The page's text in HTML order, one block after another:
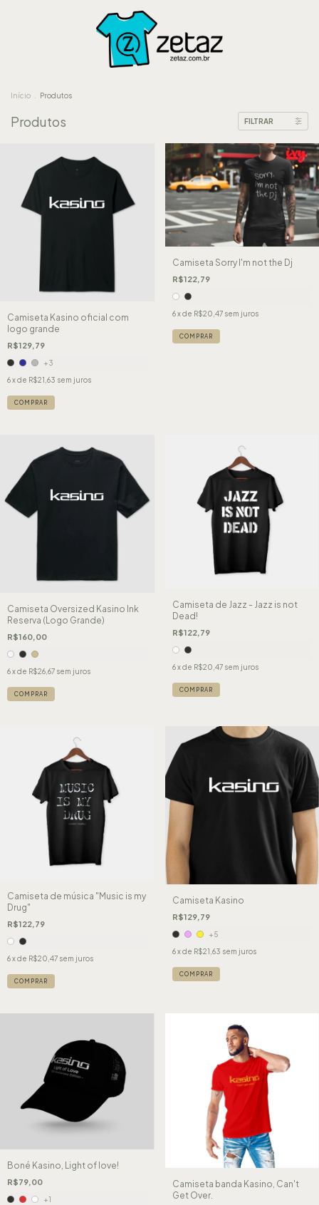
Início Produtos
Produtos FILTRAR
Camiseta Kasino oficial com
logo grande
R$129,79
+3
6x de R$21,63 sem juros
COMPRAR
Camiseta Sorry I'm not the Dj
R$122,79
6 x de R$20,47 sem juros
COMPRAR
Camiseta Oversized Kasino Ink
Reserva (Logo Grande)
R$160,00
6x de R$26,67 sem juros
COMPRAR
Camiseta de Jazz - Jazz is not
Dead!
R$122,79
6 x de R$20,47 sem juros
COMPRAR
Camiseta de música "Music is my
Drug"
R$122,79
6x de R$20,47 sem juros
COMPRAR
Camiseta Kasino
R$129,79
+5
6 x de R$21,63 sem juros
COMPRAR
Boné Kasino, Light of love!
R$79,00
+1
Camiseta banda Kasino, Can't
Get Over.